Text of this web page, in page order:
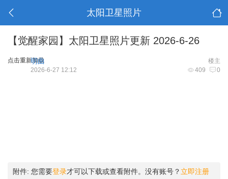
太阳卫星照片
【觉醒家园】太阳卫星照片更新 2026-6-26
点击重新加载 楼主
明曲
409 0
2026-6-27 12:12
附件: 您需要登录才可以下载或查看附件。没有账号？ 立即注册